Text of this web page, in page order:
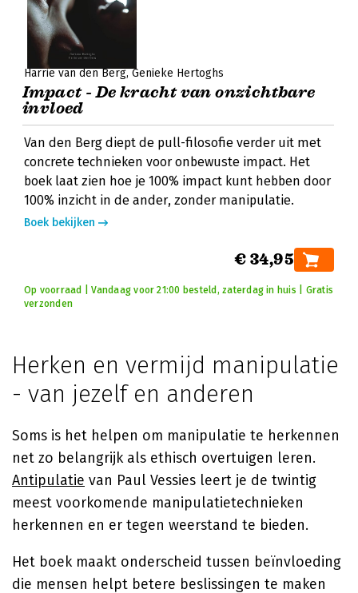
Harrie van den Berg Genieke Hertoghs
Impact - De kracht van onzichtbare
invloed
Van den Berg diept de pull-filosofie verder uit met
concrete technieken voor onbewuste impact. Het
boek laat zien hoe je 100% impact kunt hebben door
100% inzicht in de ander, zonder manipulatie.
Boek bekijken
€ 34,95
Op voorraad | Vandaag voor 21:00 besteld, zaterdag in huis | Gratis
verzonden
Herken en vermijd manipulatie
- van jezelf en anderen
Soms is het helpen om manipulatie te herkennen
net zo belangrijk als ethisch overtuigen leren.
Antipulatie van Paul Vessies leert je de twintig
meest voorkomende manipulatietechnieken
herkennen en er tegen weerstand te bieden.
Het boek maakt onderscheid tussen beïnvloeding
die mensen helpt betere beslissingen te maken